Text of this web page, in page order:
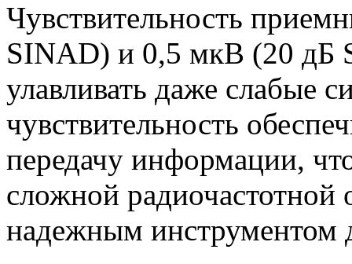
Чувствительность
SINAD) и 0,5 мкВ (20 дБ
улавливать даже слабые
чувствительность
передачу информации,
сложной радиочастотной
надежным инструментом